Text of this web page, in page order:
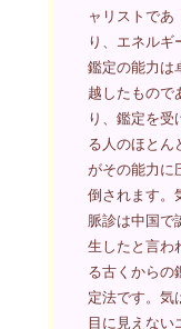
ャリストであ
り、エネルギ
鑑定の能力は
越したもので
り、鑑定を受
る人のほとん
がその能力に
倒されます。
脈診は中国で
生したと言わ
る古くからの
定法です。気
目に見えない